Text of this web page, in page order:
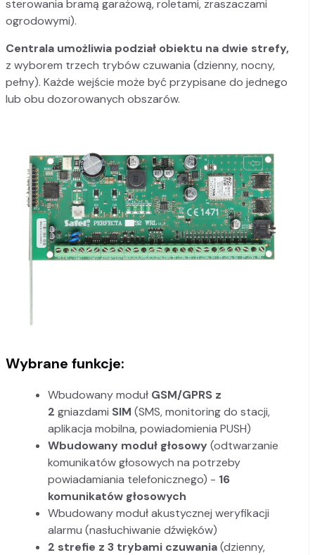
sterowania bramą garażową, roletami, zraszaczami
ogrodowymi).
Centrala umożliwia podział obiektu na dwie strefy,
z wyborem trzech trybów czuwania (dzienny, nocny,
pełny). Każde wejście może być przypisane do jednego
lub obu dozorowanych obszarów.
Wybrane funkcje:
Wbudowany moduł GSM/GPRS z
2 gniazdami SIM (SMS, monitoring do stacji,
aplikacja mobilna, powiadomienia PUSH)
Wbudowany moduł głosowy (odtwarzanie
komunikatów głosowych na potrzeby
powiadamiania telefonicznego) - 16
komunikatów głosowych
Wbudowany moduł akustycznej weryfikacji
alarmu (nasłuchiwanie dźwięków)
2 strefie z 3 trybami czuwania(dzienny,